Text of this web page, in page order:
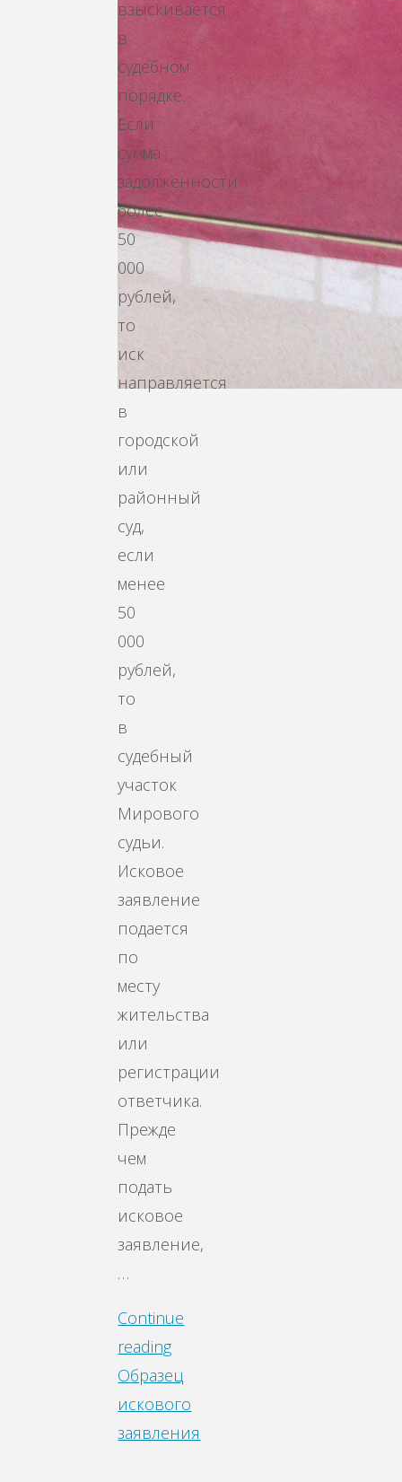
взыскивается
в
судебном
порядке.
Если
сумма
задолженности
более
50
000
рублей,
то
иск
направляется
в
городской
или
районный
суд,
если
менее
50
000
рублей,
то
в
судебный
участок
Мирового
судьи.
Исковое
заявление
подается
по
месту
жительства
или
регистрации
ответчика.
Прежде
чем
подать
исковое
заявление,
…
Continue
reading
Образец
искового
заявления